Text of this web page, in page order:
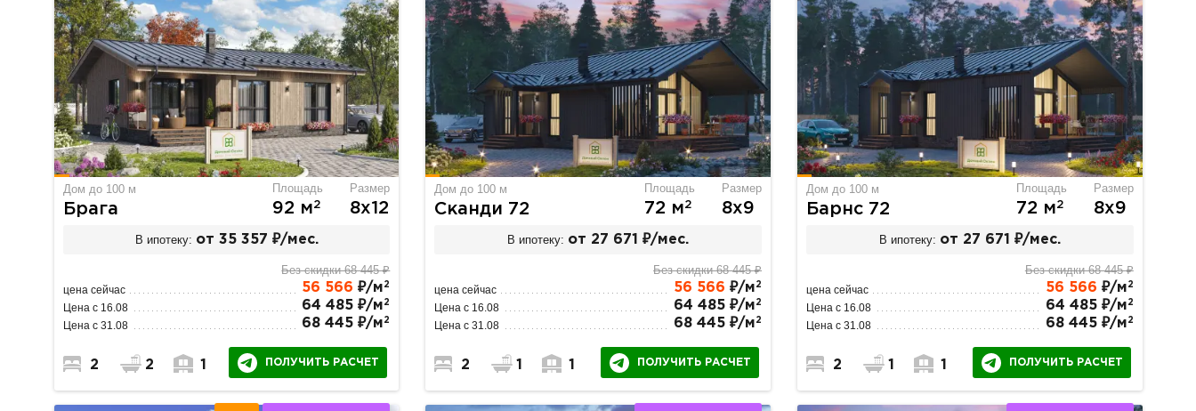
Дом до 100 м
Брага
Площадь
92 м2
Размер
8х12
В ипотеку: от 35 357 ₽/мес.
Без скидки 68 445 ₽
цена сейчас 56 566 ₽/м 2
Цена с 16.08 64 485 ₽/м 2
Цена с 31.08 68 445 ₽/м 2
2 2 1 ПОЛУЧИТЬ РАСЧЕТ
Дом до 100 м
Сканди 72
Площадь
72 м2
Размер
8х9
В ипотеку: от 27 671 ₽/мес.
Без скидки 68 445 ₽
цена сейчас 56 566 ₽/м 2
Цена с 16.08 64 485 ₽/м 2
Цена с 31.08 68 445 ₽/м 2
2 1 1 ПОЛУЧИТЬ РАСЧЕТ
Дом до 100 м
Барнс 72
Площадь
72 м2
Размер
8х9
В ипотеку: от 27 671 ₽/мес.
Без скидки 68 445 ₽
цена сейчас 56 566 ₽/м 2
Цена с 16.08 64 485 ₽/м 2
Цена с 31.08 68 445 ₽/м 2
2 1 1 ПОЛУЧИТЬ РАСЧЕТ